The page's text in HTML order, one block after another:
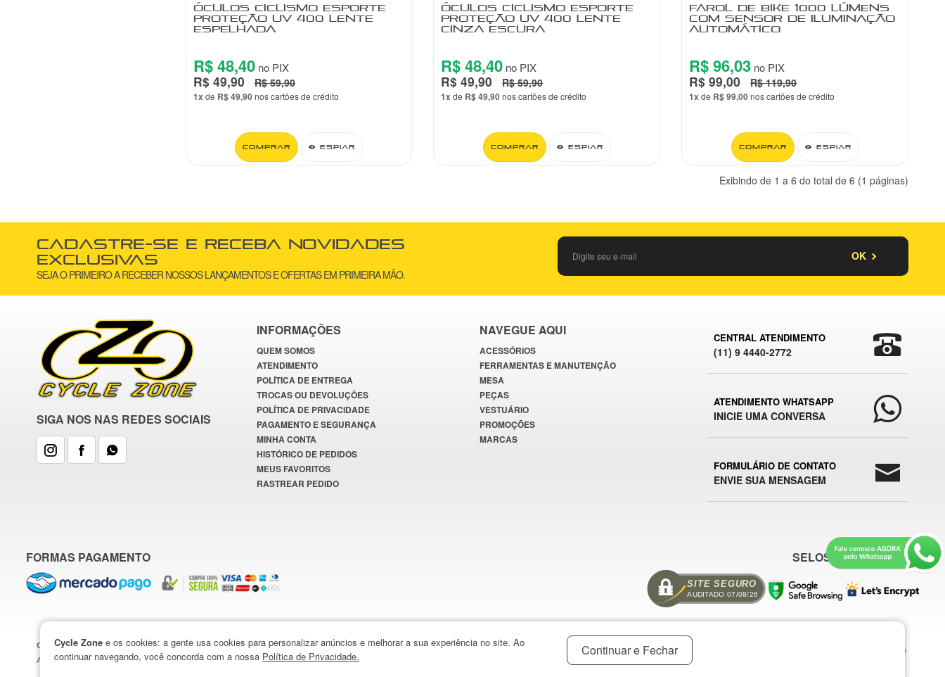
ThinkRider
+0
Thunder
Vee Rubber
+0
Vee Tire Co
+0
VeloSteel
+0
West Biking
+0
Xplore
+0
ÓCULOS CICLISMO ESPORTE
PROTEÇÃO UV 400 LENTE
ESPELHADA
R$ 48,40no PIX
R$ 49,90 R$ 59,90
1x de R$ 49,90nos cartões de crédito
Comprar Espiar
ÓCULOS CICLISMO ESPORTE
PROTEÇÃO UV 400 LENTE
CINZA ESCURA
R$ 48,40 no PIX
R$ 49,90 R$ 59,90
1x de R$ 49,90 nos cartões de crédito
Comprar Espiar
FAROL DE BIKE 1000 LÚMENS
COM SENSOR DE ILUMINAÇÃO
AUTOMÁTICO
R$ 96,03 no PIX
R$ 99,00 R$ 119,90
1x de R$ 99,00nos cartões de crédito
Comprar Espiar
Exibindo de 1 a 6 do total de 6 (1 páginas)
Cadastre-se e receba novidades
exclusivas
SEJA O PRIMEIRO A RECEBER NOSSOS LANÇAMENTOS E OFERTAS EM PRIMEIRA MÃO.
OK
SIGA NOS NAS REDES SOCIAIS
INFORMAÇÕES
QUEM SOMOS
ATENDIMENTO
POLÍTICA DE ENTREGA
TROCAS OU DEVOLUÇÕES
POLÍTICA DE PRIVACIDADE
PAGAMENTO E SEGURANÇA
MINHA CONTA
HISTÓRICO DE PEDIDOS
MEUS FAVORITOS
RASTREAR PEDIDO
NAVEGUE AQUI
ACESSÓRIOS
FERRAMENTAS E MANUTENÇÃO
MESA
PEÇAS
VESTUÁRIO
PROMOÇÕES
MARCAS
CENTRAL ATENDIMENTO
(11) 9 4440-2772
ATENDIMENTO WHATSAPP
INICIE UMA CONVERSA
FORMULÁRIO DE CONTATO
ENVIE SUA MENSAGEM
FORMAS PAGAMENTO SELOS E SEGURANÇA
SITE SEGURO
AUDITADO 07/08/26
CYCLE ZONE © 2026
A LOJA RESERVA-SE NO DIREITO DE CORRIGIR OU ALTERAR INFORMAÇÕES COMO: PREÇOS, PROMOÇÕES E DISPONIBILIDADE DE ESTOQUE A QUALQUER MOMENTO.
Cycle Zone e os cookies: a gente usa cookies para personalizar anúncios e melhorar a sua experiência no site. Ao
continuar navegando, você concorda com a nossa Política de Privacidade. Continuar e Fechar